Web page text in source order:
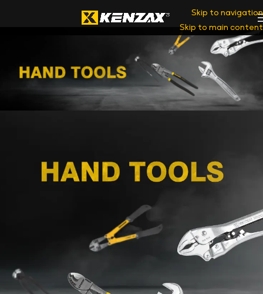
Skip to navigation
Skip to main content